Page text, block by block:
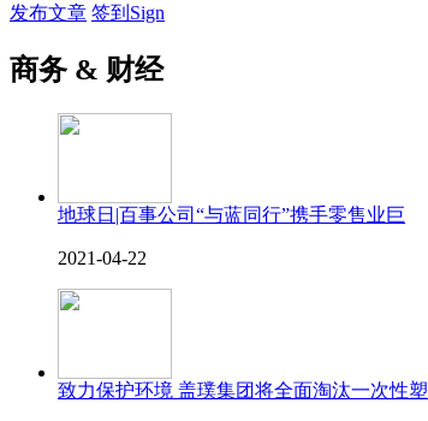
发布文章 签到Sign
商务 & 财经
地球日|百事公司“与蓝同行”携手零售业巨
2021-04-22
致力保护环境 盖璞集团将全面淘汰一次性塑